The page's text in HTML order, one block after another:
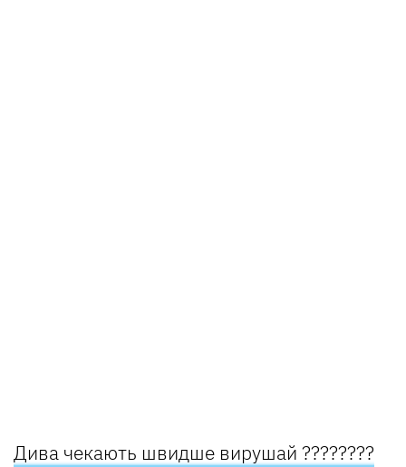
Дива чекають швидше вирушай ????????